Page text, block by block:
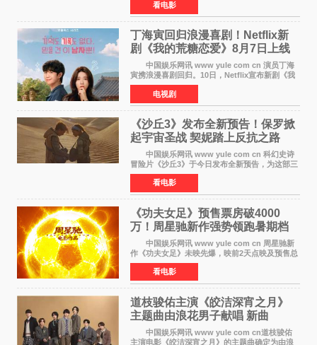
日公布。 本片为累计发行量突破1000万册的
同名漫画的真
看电影
丁海寅回归浪漫喜剧！Netflix新
剧《我的荒糖恋爱》8月7日上线
中国娱乐网讯 www yule com cn 演员丁海
寅携浪漫喜剧回归。10日，Netflix宣布新剧《我
的荒糖恋爱》将于下月7日上线。 《我的荒糖
恋爱》是一部浪漫喜剧，讲述患上失忆症的检察
官高恩彩与
电视剧
《沙丘3》发布全新预告！保罗掀
起宇宙圣战 契妮踏上反抗之路
中国娱乐网讯 www yule com cn 科幻史诗
冒险片《沙丘3》于今日发布全新预告，为这部三
部曲最终章揭开神秘面纱。预告中展现了17年过
去后，保罗·厄崔迪以穆阿迪布之名登基称帝，发
动了一场
看电影
《功夫女足》预售票房破4000
万！周星驰新作强势领跑暑期档
中国娱乐网讯 www yule com cn 周星驰新
作《功夫女足》未映先爆，映前2天点映及预售总
票房已突破4000万大关，成为暑期档最受期待的
电影之一。这部融合功夫元素与足球题材的喜剧
电影，将于7月
看电影
道枝骏佑主演《皎洁深宵之月》
主题曲由浪花男子献唱 新曲
《Moonlit》预告公开
中国娱乐网讯 www yule com cn道枝骏佑
主演电影《皎洁深宵之月》的主题曲确定为由浪